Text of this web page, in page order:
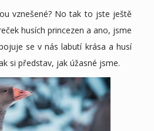
vznešené? No tak to jste ještě
husích princezen a ano, jsme
se v nás labutí krása a husí
si představ, jak úžasné jsme.